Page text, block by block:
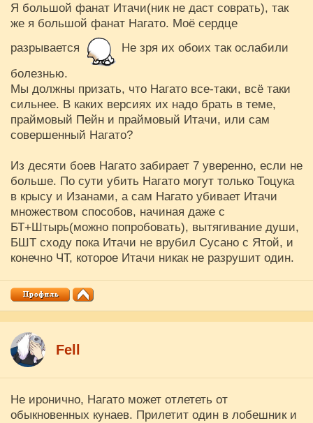
Я большой фанат Итачи(ник не даст соврать), так
же я большой фанат Нагато. Моё сердце
разрывается
Не зря их обоих так ослабили
болезнью.
Мы должны призать, что Нагато все-таки, всё таки
сильнее. В каких версиях их надо брать в теме,
праймовый Пейн и праймовый Итачи, или сам
совершенный Нагато?
Из десяти боев Нагато забирает 7 уверенно, если не
больше. По сути убить Нагато могут только Тоцука
в крысу и Изанами, а сам Нагато убивает Итачи
множеством способов, начиная даже с
БТ+Штырь(можно попробовать), вытягивание души,
БШТ сходу пока Итачи не врубил Сусано с Ятой, и
конечно ЧТ, которое Итачи никак не разрушит один.
Fell
Не иронично, Нагато может отлететь от
обыкновенных кунаев. Прилетит один в лобешник и